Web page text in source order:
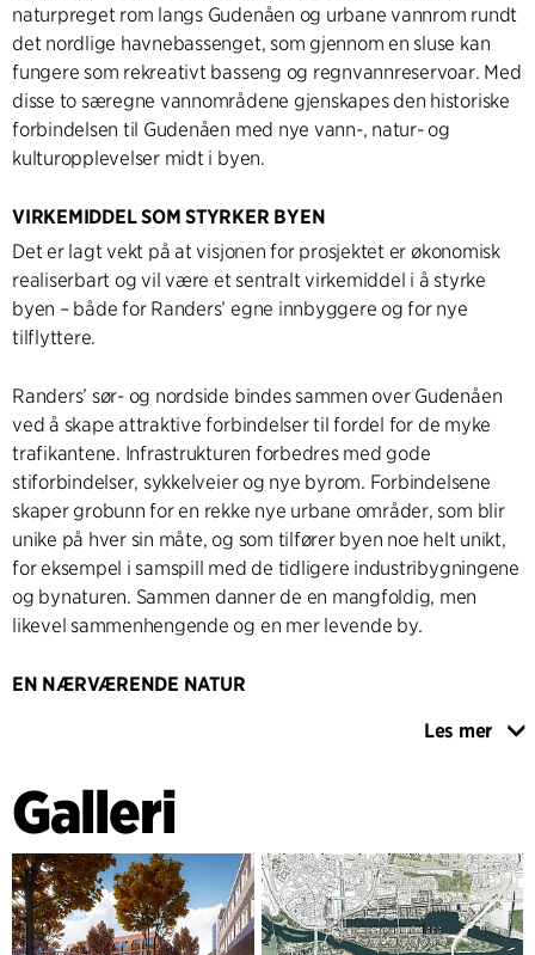
naturpreget rom langs Gudenåen og urbane vannrom rundt
det nordlige havnebassenget, som gjennom en sluse kan
fungere som rekreativt basseng og regnvannreservoar. Med
disse to særegne vannområdene gjenskapes den historiske
forbindelsen til Gudenåen med nye vann-, natur- og
kulturopplevelser midt i byen.
VIRKEMIDDEL SOM STYRKER BYEN
Det er lagt vekt på at visjonen for prosjektet er økonomisk
realiserbart og vil være et sentralt virkemiddel i å styrke
byen – både for Randers’ egne innbyggere og for nye
tilflyttere.
Randers’ sør- og nordside bindes sammen over Gudenåen
ved å skape attraktive forbindelser til fordel for de myke
trafikantene. Infrastrukturen forbedres med gode
stiforbindelser, sykkelveier og nye byrom. Forbindelsene
skaper grobunn for en rekke nye urbane områder, som blir
unike på hver sin måte, og som tilfører byen noe helt unikt,
for eksempel i samspill med de tidligere industribygningene
og bynaturen. Sammen danner de en mangfoldig, men
likevel sammenhengende og en mer levende by.
EN NÆRVÆRENDE NATUR
Prosjektet skaper rom for mer natur og et styrket biologisk
beskytte naturen som allerede eksisterer og samtidig skape
nye naturområder for dyr og planter. Både vill natur, der
mennesker sjeldent er på besøk, og natur der innbyggerne
enkelt kan oppholde og utfolde seg som en del av
hverdagen.
Les mer
Galleri